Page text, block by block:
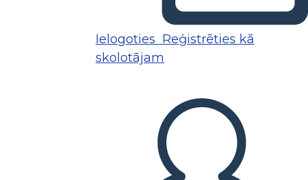
Ielogoties Reģistrēties kā
skolotājam